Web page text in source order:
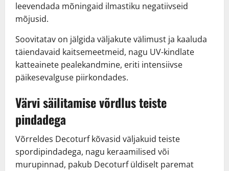
leevendada mõningaid ilmastiku negatiivseid
mõjusid.
Soovitatav on jälgida väljakute välimust ja kaaluda
täiendavaid kaitsemeetmeid, nagu UV-kindlate
katteainete pealekandmine, eriti intensiivse
päikesevalguse piirkondades.
Värvi säilitamise võrdlus teiste
pindadega
Võrreldes Decoturf kõvasid väljakuid teiste
spordipindadega, nagu keraamilised või
murupinnad, pakub Decoturf üldiselt paremat